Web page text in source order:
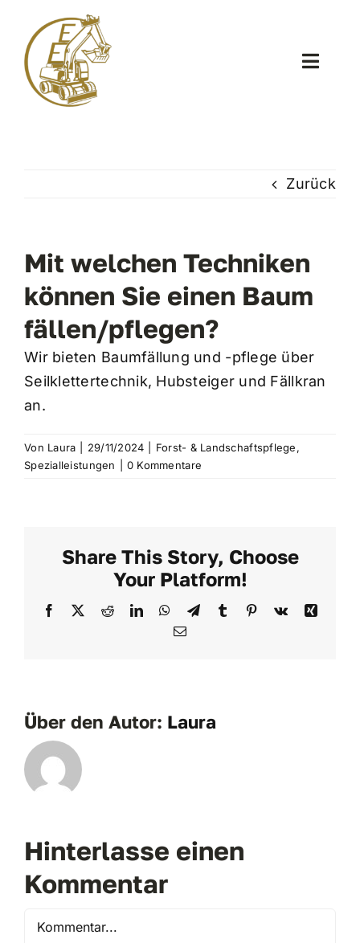
Inhalt
springen
Toggle
FAQ
KONTAKT
JETZT ANRUFEN
Zurück
Mit welchen Techniken
können Sie einen Baum
fällen/pflegen?
Wir bieten Baumfällung und -pflege über
Seilklettertechnik, Hubsteiger und Fällkran
an.
Von Laura 29/11/2024 Forst- & Landschaftspflege,
Spezialleistungen
0 Kommentare
Share This Story, Choose
Your Platform!
Facebook
TwitterRedditLinkedInWhatsApp
TelegramTumblr Pinterest
Vk
Xing
E-
Über den Autor: Laura
Hinterlasse einen
Kommentar
Kommentar